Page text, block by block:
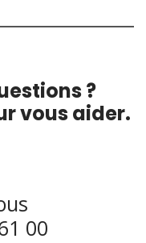
?
vous aider.
00